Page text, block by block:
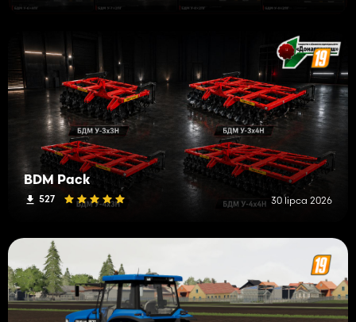
BDM Pack
527 30 lipca 2026